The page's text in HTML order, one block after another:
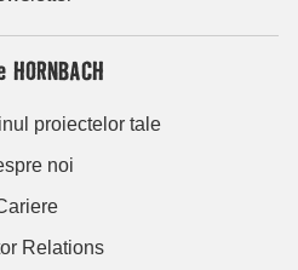
HORNBACH
proiectelor tale
noi
Relations